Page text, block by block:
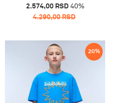
2.574,00 RSD 40%
4.290,00RSD
20%